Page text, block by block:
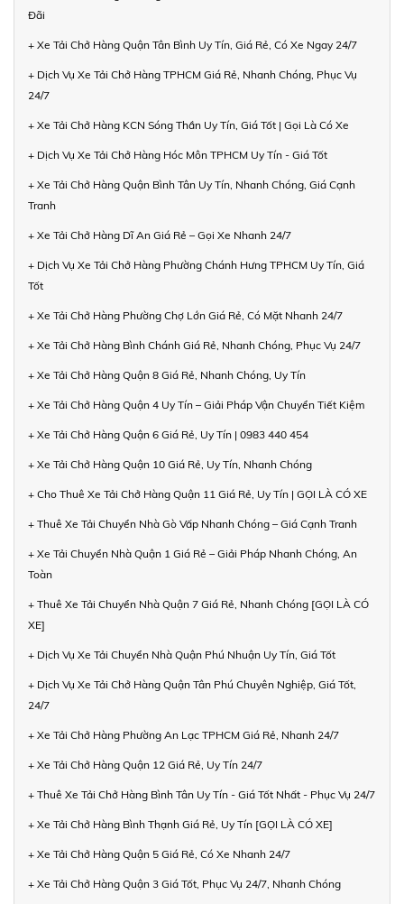
Đãi
+ Xe Tải Chở Hàng Quận Tân Bình Uy Tín, Giá Rẻ, Có Xe Ngay 24/7
+ Dịch Vụ Xe Tải Chở Hàng TPHCM Giá Rẻ, Nhanh Chóng, Phục Vụ
24/7
+ Xe Tải Chở Hàng KCN Sóng Thần Uy Tín, Giá Tốt | Gọi Là Có Xe
+ Dịch Vụ Xe Tải Chở Hàng Hóc Môn TPHCM Uy Tín - Giá Tốt
+ Xe Tải Chở Hàng Quận Bình Tân Uy Tín, Nhanh Chóng, Giá Cạnh
Tranh
+ Xe Tải Chở Hàng Dĩ An Giá Rẻ – Gọi Xe Nhanh 24/7
+ Dịch Vụ Xe Tải Chở Hàng Phường Chánh Hưng TPHCM Uy Tín, Giá
Tốt
+ Xe Tải Chở Hàng Phường Chợ Lớn Giá Rẻ, Có Mặt Nhanh 24/7
+ Xe Tải Chở Hàng Bình Chánh Giá Rẻ, Nhanh Chóng, Phục Vụ 24/7
+ Xe Tải Chở Hàng Quận 8 Giá Rẻ, Nhanh Chóng, Uy Tín
+ Xe Tải Chở Hàng Quận 4 Uy Tín – Giải Pháp Vận Chuyển Tiết Kiệm
+ Xe Tải Chở Hàng Quận 6 Giá Rẻ, Uy Tín | 0983 440 454
+ Xe Tải Chở Hàng Quận 10 Giá Rẻ, Uy Tín, Nhanh Chóng
+ Cho Thuê Xe Tải Chở Hàng Quận 11 Giá Rẻ, Uy Tín | GỌI LÀ CÓ XE
+ Thuê Xe Tải Chuyển Nhà Gò Vấp Nhanh Chóng – Giá Cạnh Tranh
+ Xe Tải Chuyển Nhà Quận 1 Giá Rẻ – Giải Pháp Nhanh Chóng, An
Toàn
+ Thuê Xe Tải Chuyển Nhà Quận 7 Giá Rẻ, Nhanh Chóng [GỌI LÀ CÓ
XE]
+ Dịch Vụ Xe Tải Chuyển Nhà Quận Phú Nhuận Uy Tín, Giá Tốt
+ Dịch Vụ Xe Tải Chở Hàng Quận Tân Phú Chuyên Nghiệp, Giá Tốt,
24/7
+ Xe Tải Chở Hàng Phường An Lạc TPHCM Giá Rẻ, Nhanh 24/7
+ Xe Tải Chở Hàng Quận 12 Giá Rẻ, Uy Tín 24/7
+ Thuê Xe Tải Chở Hàng Bình Tân Uy Tín - Giá Tốt Nhất - Phục Vụ 24/7
+ Xe Tải Chở Hàng Bình Thạnh Giá Rẻ, Uy Tín [GỌI LÀ CÓ XE]
+ Xe Tải Chở Hàng Quận 5 Giá Rẻ, Có Xe Nhanh 24/7
+ Xe Tải Chở Hàng Quận 3 Giá Tốt, Phục Vụ 24/7, Nhanh Chóng